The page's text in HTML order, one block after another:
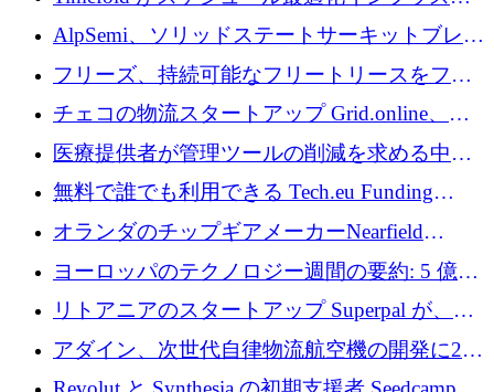
ラクチャを拡張するためにシリーズ A で
1,300 万ドルを調達
AlpSemi、ソリッドステートサーキットブレー
カー技術の進歩のために1,700万ユーロを調達
フリーズ、持続可能なフリートリースをフラ
ンス全土に拡大するために1,300万ユーロを確
保
チェコの物流スタートアップ Grid.online、配
送量が 1 年で 10 倍に増加し、400 万ユーロの
利益を獲得
医療提供者が管理ツールの削減を求める中、
a16z が Prosper AI を 3,000 万ドルで支援
無料で誰でも利用できる Tech.eu Funding
Explorer のご紹介
オランダのチップギアメーカーNearfield
Instrumentsが3億8,000万ドルを調達
ヨーロッパのテクノロジー週間の要約: 5 億
8,500 万ユーロを超える 60 以上のテクノロジ
ー資金調達取引
リトアニアのスタートアップ Superpal が、
Slack 内に構築された AI コワーカー プラット
フォームのために 50 万ユーロを調達
アダイン、次世代自律物流航空機の開発に250
万ユーロを確保